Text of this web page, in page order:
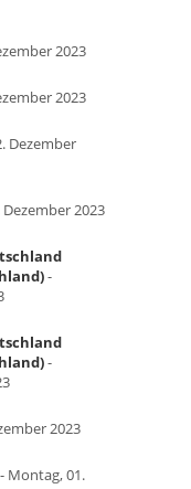
2023
2023
Dezember
2023
-
-
2023
- Montag, 01.